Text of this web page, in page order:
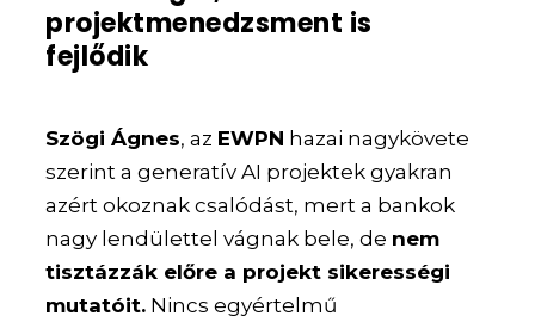
projektmenedzsment is
fejlődik
Szögi Ágnes, az EWPN hazai nagykövete
szerint a generatív AI projektek gyakran
azért okoznak csalódást, mert a bankok
nagy lendülettel vágnak bele, de nem
tisztázzák előre a projekt sikerességi
mutatóit. Nincs egyértelmű